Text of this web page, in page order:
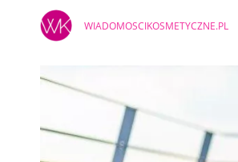
WIADOMOSCIKOSMETYCZNE.PL